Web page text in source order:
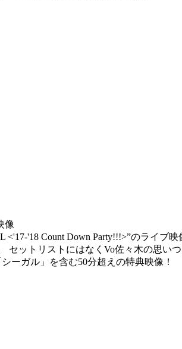
像
'18 Count Down Party!!!>”のライ
ットリストにはなくVo佐々木の思い
ーガル」を含む50分超えの特典映像！